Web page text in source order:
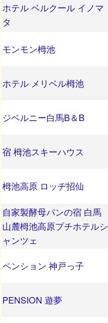
ホテル ベルクール イノマ
タ
モンモン栂池
ホテル メリベル栂池
ジベルニー白馬B＆B
宿 栂池スキーハウス
栂池高原 ロッヂ招仙
自家製酵母パンの宿 白馬
山麓栂池高原プチホテルシ
ャンツェ
ペンション 神戸っ子
PENSION 遊夢